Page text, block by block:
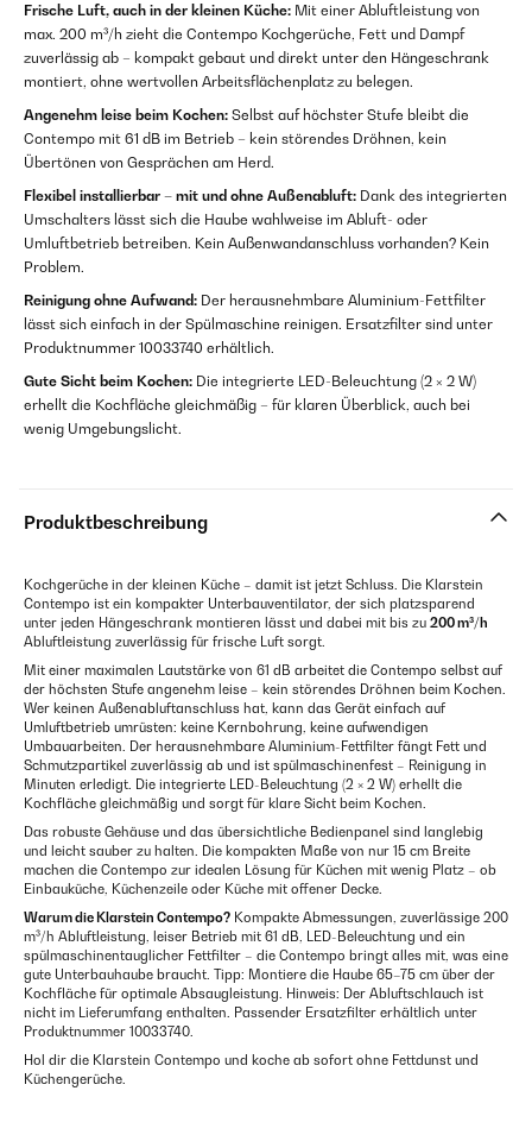
Frische Luft, auch in der kleinen Küche: Mit einer Abluftleistung von
max. 200 m³/h zieht die Contempo Kochgerüche, Fett und Dampf
zuverlässig ab – kompakt gebaut und direkt unter den Hängeschrank
montiert, ohne wertvollen Arbeitsflächenplatz zu belegen.
Angenehm leise beim Kochen: Selbst auf höchster Stufe bleibt die
Contempo mit 61 dB im Betrieb – kein störendes Dröhnen, kein
Übertönen von Gesprächen am Herd.
Flexibel installierbar – mit und ohne Außenabluft: Dank des integrierten
Umschalters lässt sich die Haube wahlweise im Abluft- oder
Umluftbetrieb betreiben. Kein Außenwandanschluss vorhanden? Kein
Problem.
Reinigung ohne Aufwand: Der herausnehmbare Aluminium-Fettfilter
lässt sich einfach in der Spülmaschine reinigen. Ersatzfilter sind unter
Produktnummer 10033740 erhältlich.
Gute Sicht beim Kochen: Die integrierte LED-Beleuchtung (2 × 2 W)
erhellt die Kochfläche gleichmäßig – für klaren Überblick, auch bei
wenig Umgebungslicht.
Produktbeschreibung
Kochgerüche in der kleinen Küche – damit ist jetzt Schluss. Die Klarstein
Contempo ist ein kompakter Unterbauventilator, der sich platzsparend
unter jeden Hängeschrank montieren lässt und dabei mit bis zu 200 m³/h
Abluftleistung zuverlässig für frische Luft sorgt.
Mit einer maximalen Lautstärke von 61 dB arbeitet die Contempo selbst auf
der höchsten Stufe angenehm leise – kein störendes Dröhnen beim Kochen.
Wer keinen Außenabluftanschluss hat, kann das Gerät einfach auf
Umluftbetrieb umrüsten: keine Kernbohrung, keine aufwendigen
Umbauarbeiten. Der herausnehmbare Aluminium-Fettfilter fängt Fett und
Schmutzpartikel zuverlässig ab und ist spülmaschinenfest – Reinigung in
Minuten erledigt. Die integrierte LED-Beleuchtung (2 × 2 W) erhellt die
Kochfläche gleichmäßig und sorgt für klare Sicht beim Kochen.
Das robuste Gehäuse und das übersichtliche Bedienpanel sind langlebig
und leicht sauber zu halten. Die kompakten Maße von nur 15 cm Breite
machen die Contempo zur idealen Lösung für Küchen mit wenig Platz – ob
Einbauküche, Küchenzeile oder Küche mit offener Decke.
Warum die Klarstein Contempo? Kompakte Abmessungen, zuverlässige 200
m³/h Abluftleistung, leiser Betrieb mit 61 dB, LED-Beleuchtung und ein
spülmaschinentauglicher Fettfilter – die Contempo bringt alles mit, was eine
gute Unterbauhaube braucht. Tipp: Montiere die Haube 65–75 cm über der
Kochfläche für optimale Absaugleistung. Hinweis: Der Abluftschlauch ist
nicht im Lieferumfang enthalten. Passender Ersatzfilter erhältlich unter
Produktnummer 10033740.
Hol dir die Klarstein Contempo und koche ab sofort ohne Fettdunst und
Küchengerüche.